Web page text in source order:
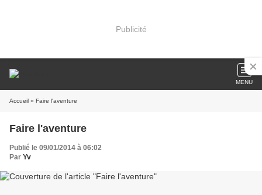
Publicité
MENU
Accueil » Faire l'aventure
Faire l'aventure
Publié le 09/01/2014 à 06:02
Par Yv